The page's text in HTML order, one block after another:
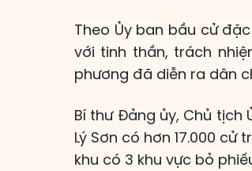
Theo Ủy ban bầu cử
với tinh thần, trách
phương đã diễn ra dân
Bí thư Đảng ủy, Chủ tịch
Lý Sơn có hơn 17.000
khu có 3 khu vực bỏ